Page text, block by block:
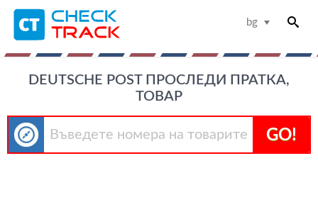
bg
DEUTSCHE POST ПРОСЛЕДИ ПРАТКА,
ТОВАР
GO!